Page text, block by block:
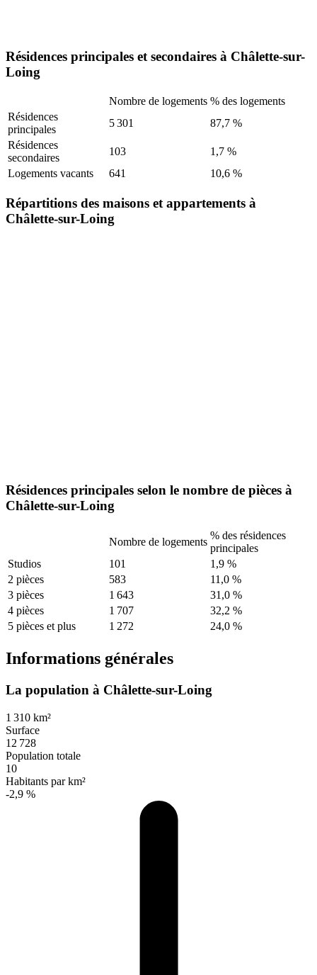
Résidences principales et secondaires à Châlette-sur-
Loing
Nombre de logements % des logements
Résidences
principales
5 301
87,7 %
Résidences
secondaires
103
1,7 %
Logements vacants
641 10,6 %
Répartitions des maisons et appartements à
Châlette-sur-Loing
Résidences principales selon le nombre de pièces à
Châlette-sur-Loing
Nombre de logements
% des résidences
principales
Studios
101
1,9 %
2 pièces
583
11,0 %
3 pièces
1 643
31,0 %
4 pièces
1 707
32,2 %
5 pièces et plus
1 272 24,0 %
Informations générales
La population à Châlette-sur-Loing
1 310 km²
Surface
12 728
Population totale
10
Habitants par km²
-2,9 %